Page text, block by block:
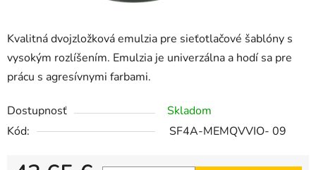
Kvalitná dvojzložková emulzia pre sieťotlačové šablóny s
vysokým rozlíšením. Emulzia je univerzálna a hodí sa pre
prácu s agresívnymi farbami.
Dostupnosť
Skladom
Kód:
SF4A-MEMQVVIO- 09